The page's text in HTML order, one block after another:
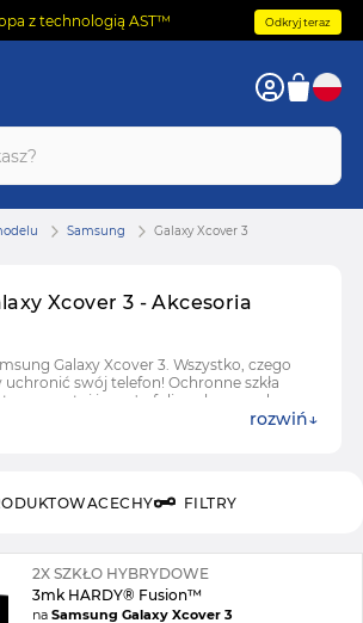
z technologią AST™ Odkryj teraz
Xcover 3 - Akcesoria
Galaxy Xcover 3. Wszystko, czego
uchronić swój telefon! Ochronne szkła
etui i case'y, folie ochronne do
rozwiń
Samsung Galaxy Xcover 3
CECHY FILTRY
2X SZKŁO HYBRYDOWE
3mk HARDY® Fusion™
naSamsung Galaxy Xcover 3